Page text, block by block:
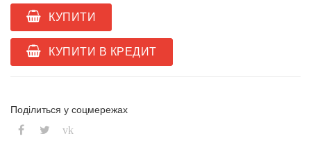
КУПИТИ
КУПИТИ В КРЕДИТ
Поділиться у соцмережах
vk